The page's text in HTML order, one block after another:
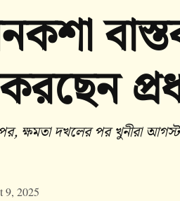
ক্ষমতা দখলের পর খুনীরা
9, 2025